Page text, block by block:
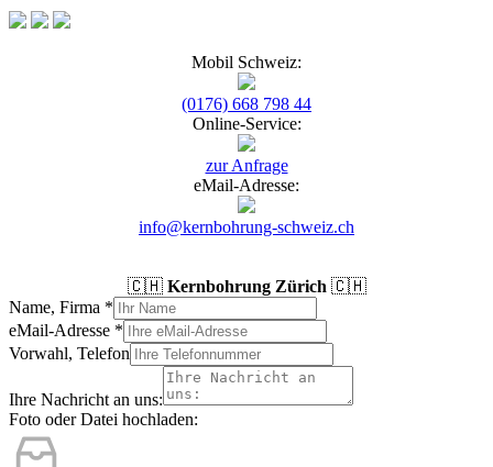
Mobil Schweiz:
(0176) 668 798 44
Online-Service:
zur Anfrage
eMail-Adresse:
info@kernbohrung-schweiz.ch
🇨🇭 Kernbohrung Zürich 🇨🇭
Name, Firma *
eMail-Adresse *
Vorwahl, Telefon
Ihre Nachricht an uns:
Foto oder Datei hochladen: